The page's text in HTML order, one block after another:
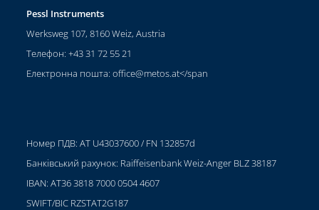
Pessl Instruments
Werksweg 107, 8160 Weiz, Austria
Телефон: +43 31 72 55 21
Електронна пошта:office@metos.at</span
Номер ПДВ: AT U43037600 / FN 132857d
Банківський рахунок: Raiffeisenbank Weiz-Anger BLZ 38187
IBAN: AT36 3818 7000 0504 4607
SWIFT/BIC RZSTAT2G187